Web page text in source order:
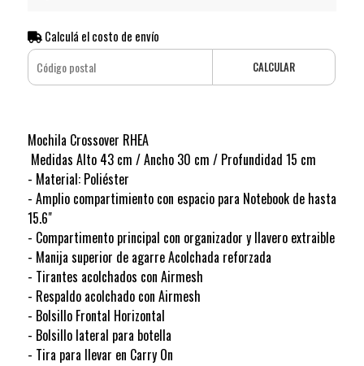
Calculá el costo de envío
CALCULAR
Mochila Crossover RHEA
Medidas Alto 43 cm / Ancho 30 cm / Profundidad 15 cm
- Material: Poliéster
- Amplio compartimiento con espacio para Notebook de hasta
15.6"
- Compartimento principal con organizador y llavero extraible
- Manija superior de agarre Acolchada reforzada
- Tirantes acolchados con Airmesh
- Respaldo acolchado con Airmesh
- Bolsillo Frontal Horizontal
- Bolsillo lateral para botella
- Tira para llevar en Carry On